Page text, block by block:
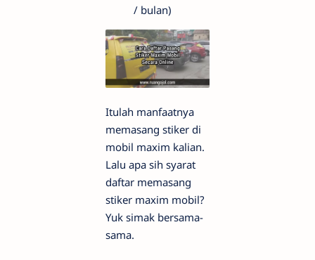
/ bulan)
Itulah manfaatnya
memasang stiker di
mobil maxim kalian.
Lalu apa sih syarat
daftar memasang
stiker maxim mobil?
Yuk simak bersama-
sama.